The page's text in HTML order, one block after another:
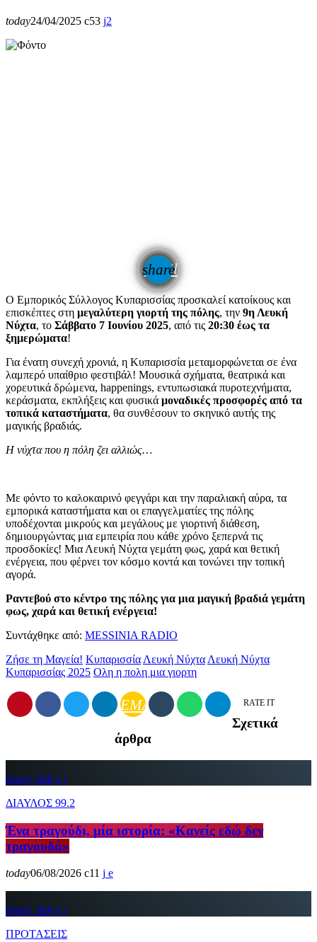
today24/04/2025 53 2
share
email
Ο Εμπορικός Σύλλογος Κυπαρισσίας προσκαλεί κατοίκους και
επισκέπτες στη μεγαλύτερη γιορτή της πόλης, την 9η Λευκή
Νύχτα, το Σάββατο 7 Ιουνίου 2025, από τις 20:30 έως τα
ξημερώματα!
Για ένατη συνεχή χρονιά, η Κυπαρισσία μεταμορφώνεται σε ένα
λαμπερό υπαίθριο φεστιβάλ! Μουσικά σχήματα, θεατρικά και
χορευτικά δρώμενα, happenings, εντυπωσιακά πυροτεχνήματα,
κεράσματα, εκπλήξεις και φυσικά μοναδικές προσφορές από τα
τοπικά καταστήματα, θα συνθέσουν το σκηνικό αυτής της
μαγικής βραδιάς.
Η νύχτα που η πόλη ζει αλλιώς…
Με φόντο το καλοκαιρινό φεγγάρι και την παραλιακή αύρα, τα
εμπορικά καταστήματα και οι επαγγελματίες της πόλης
υποδέχονται μικρούς και μεγάλους με γιορτινή διάθεση,
δημιουργώντας μια εμπειρία που κάθε χρόνο ξεπερνά τις
προσδοκίες! Μια Λευκή Νύχτα γεμάτη φως, χαρά και θετική
ενέργεια, που φέρνει τον κόσμο κοντά και τονώνει την τοπική
αγορά.
Ραντεβού στο κέντρο της πόλης για μια μαγική βραδιά γεμάτη
φως, χαρά και θετική ενέργεια!
Συντάχθηκε από: MESSINIA RADIO
Ζήσε τη Μαγεία! Κυπαρισσία Λευκή Νύχτα Λευκή Νύχτα
Κυπαρισσίας 2025 Ολη η πολη μια γιορτη
EMAIL RATE IT
Σχετικά
άρθρα
insert_link
ΔΙΑΥΛΟΣ 99.2
Ένα τραγούδι, μία ιστορία: «Κανείς εδώ δεν
τραγουδά»
today06/08/2026 11
insert_link
ΠΡΟΤΑΣΕΙΣ